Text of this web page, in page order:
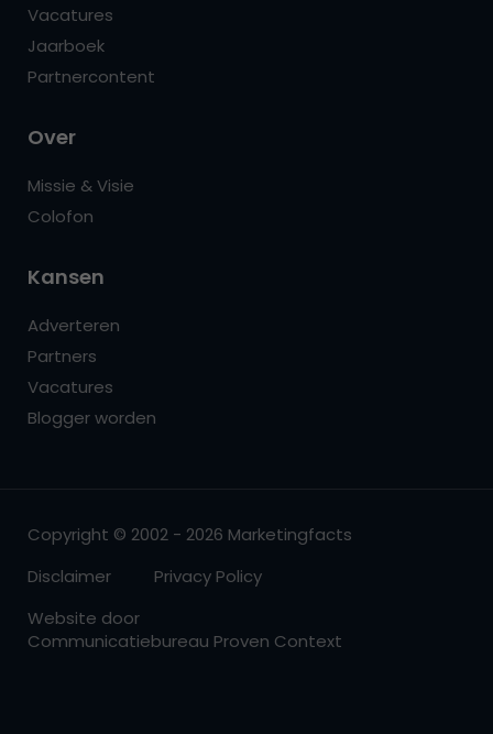
Vacatures
Jaarboek
Partnercontent
Over
Missie & Visie
Colofon
Kansen
Adverteren
Partners
Vacatures
Blogger worden
Copyright © 2002 - 2026 Marketingfacts
Disclaimer
Privacy Policy
Website door
Communicatiebureau Proven Context